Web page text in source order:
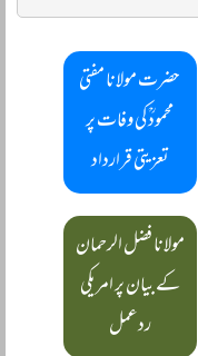
حضرت مولانا مفتی
محمودؒ کی وفات پر
تعزیتی قرارداد
مولانا فضل الرحمان
کے بیان پر امریکی
ردعمل